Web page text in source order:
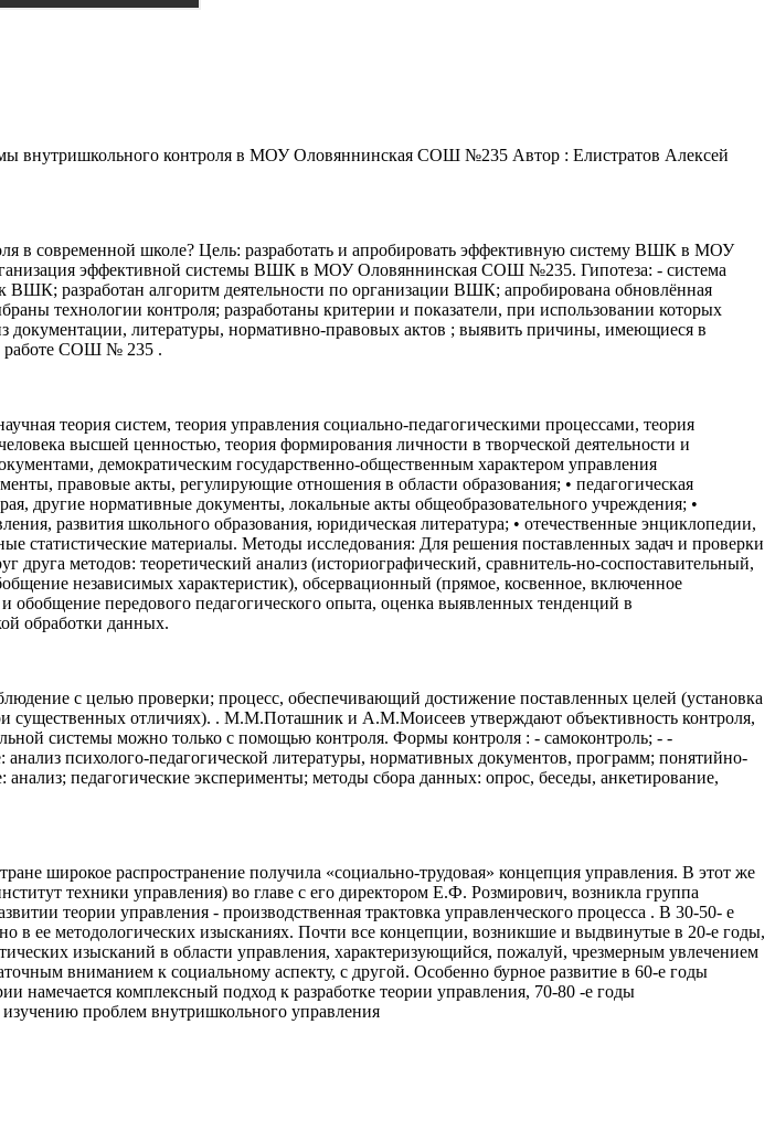
внутришкольного контроля в МОУ Оловяннинская СОШ №235 Автор : Елистратов Алексей
в современной школе? Цель: разработать и апробировать эффективную систему ВШК в МОУ
эффективной системы ВШК в МОУ Оловяннинская СОШ №235. Гипотеза: - система
разработан алгоритм деятельности по организации ВШК; апробирована обновлённая
контроля; разработаны критерии и показатели, при использовании которых
документации, литературы, нормативно-правовых актов ; выявить причины, имеющиеся в
работе СОШ № 235 .
теория систем, теория управления социально-педагогическими процессами, теория
высшей ценностью, теория формирования личности в творческой деятельности и
демократическим государственно-общественным характером управления
правовые акты, регулирующие отношения в области образования; • педагогическая
другие нормативные документы, локальные акты общеобразовательного учреждения; •
развития школьного образования, юридическая литература; • отечественные энциклопедии,
статистические материалы. Методы исследования: Для решения поставленных задач и проверки
методов: теоретический анализ (историографический, сравнитель-но-соспоставительный,
независимых характеристик), обсервационный (прямое, косвенное, включенное
обобщение передового педагогического опыта, оценка выявленных тенденций в
обработки данных.
с целью проверки; процесс, обеспечивающий достижение поставленных целей (установка
существенных отличиях). . М.М.Поташник и А.М.Моисеев утверждают объективность контроля,
системы можно только с помощью контроля. Формы контроля : - самоконтроль; - -
психолого-педагогической литературы, нормативных документов, программ; понятийно-
педагогические эксперименты; методы сбора данных: опрос, беседы, анкетирование,
широкое распространение получила «социально-трудовая» концепция управления. В этот же
техники управления) во главе с его директором Е.Ф. Розмирович, возникла группа
теории управления - производственная трактовка управленческого процесса . В 30-50- е
в ее методологических изысканиях. Почти все концепции, возникшие и выдвинутые в 20-е годы,
изысканий в области управления, характеризующийся, пожалуй, чрезмерным увлечением
вниманием к социальному аспекту, с другой. Особенно бурное развитие в 60-е годы
намечается комплексный подход к разработке теории управления, 70-80 -е годы
проблем внутришкольного управления